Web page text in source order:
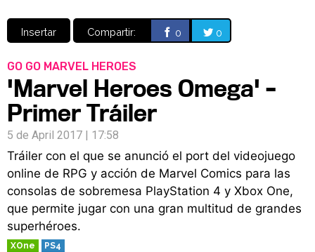
Insertar Compartir: 0 0
GO GO MARVEL HEROES
'Marvel Heroes Omega' –
Primer Tráiler
5 de April 2017 | 17:58
Tráiler con el que se anunció el port del videojuego
online de RPG y acción de Marvel Comics para las
consolas de sobremesa PlayStation 4 y Xbox One,
que permite jugar con una gran multitud de grandes
superhéroes.
XOne PS4